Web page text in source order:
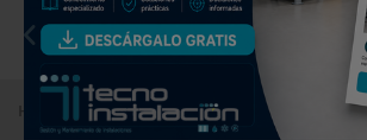
calidad del aire